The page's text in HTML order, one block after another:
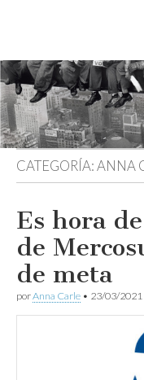
CATEGORÍA:ANNA
Es hora
de
de meta
porAnna Carle • 23/03/2021